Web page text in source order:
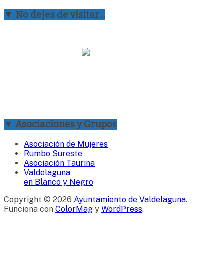
▼ No dejes de visitar…
▼ Asociaciones y Grupos
Asociación de Mujeres
Rumbo Sureste
Asociación Taurina
Valdelaguna
en Blanco y Negro
Copyright © 2026 Ayuntamiento de Valdelaguna.
Funciona con ColorMag y WordPress.